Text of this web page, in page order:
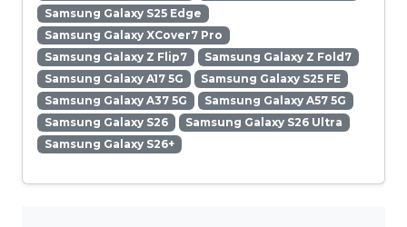
Samsung Galaxy S25 Edge
Samsung Galaxy XCover7 Pro
Samsung Galaxy Z Flip7
Samsung Galaxy Z Fold7
Samsung Galaxy A17 5G
Samsung Galaxy S25 FE
Samsung Galaxy A37 5G
Samsung Galaxy A57 5G
Samsung Galaxy S26
Samsung Galaxy S26 Ultra
Samsung Galaxy S26+